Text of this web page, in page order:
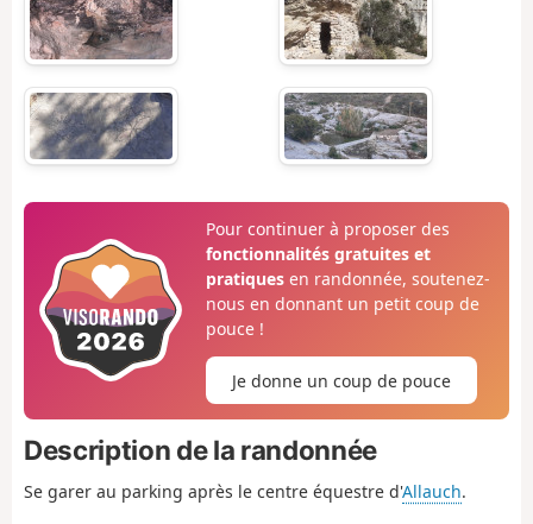
Pour continuer à proposer des
fonctionnalités gratuites et
pratiquesen randonnée, soutenez-
nous en donnant un petit coup de
pouce !
Je donne un coup de pouce
Description de la randonnée
Se garer au parking après le centre équestre d'Allauch.